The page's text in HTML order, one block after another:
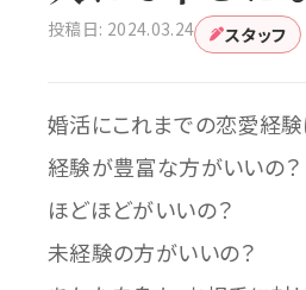
投稿日: 2024.03.24 スタッフ
婚活にこれまでの恋愛経
経験が豊富な方がいいの？
ほどほどがいいの？
未経験の方がいいの？